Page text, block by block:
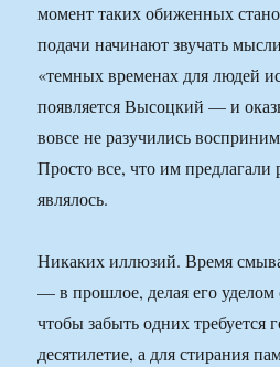
момент таких обиженных
подачи начинают звучать
«темных временах для людей
появляется Высоцкий — и
вовсе не разучились
Просто все, что им
являлось.
Никаких иллюзий. Время
— в прошлое, делая его уделом
чтобы забыть одних требуется
десятилетие, а для стирания